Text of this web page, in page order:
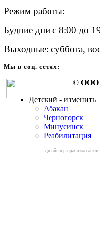
Режим работы:
Будние дни с 8:00 до
Выходные: суббота,
Мы в соц. сетях:
© ООО
Детский - изменить
Абакан
Черногорск
Минусинск
Реабилитация
Дизайн и разработка сайтов|